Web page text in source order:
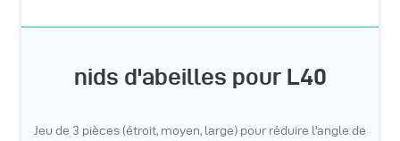
nids d'abeilles pour L40
Jeu de 3 pièces (étroit, moyen, large) pour réduire l'angle de